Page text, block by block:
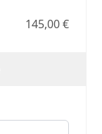
145,00 €